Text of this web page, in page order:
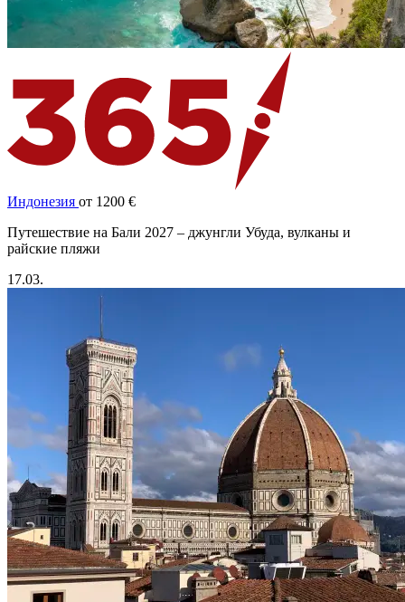
Индонезия от 1200 €
Путешествие на Бали 2027 – джунгли Убуда, вулканы и
райские пляжи
17.03.